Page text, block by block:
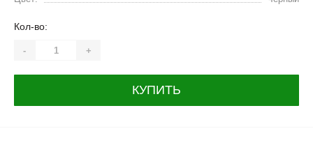
Кол-во:
- +
КУПИТЬ